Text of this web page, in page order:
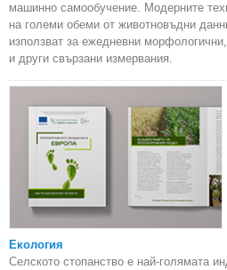
машинно самообучение. Модерните
на големи обеми от животновъдни
използват за ежедневни
и други свързани измервания.
Екология
Селското стопанство е най-голямата